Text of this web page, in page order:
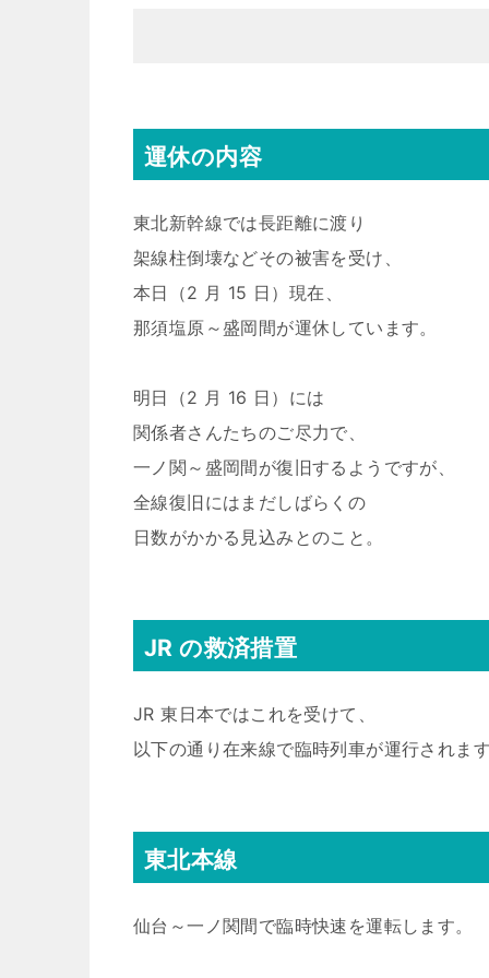
運休の内容
東北新幹線では長距離に渡り
架線柱倒壊などその被害を受け、
本日（2 月 15 日）現在、
那須塩原～盛岡間が運休しています。
明日（2 月 16 日）には
関係者さんたちのご尽力で、
一ノ関～盛岡間が復旧するようですが、
全線復旧にはまだしばらくの
日数がかかる見込みとのこと。
JR の救済措置
JR 東日本ではこれを受けて、
以下の通り在来線で臨時列車が運行されま
東北本線
仙台～一ノ関間で臨時快速を運転します。